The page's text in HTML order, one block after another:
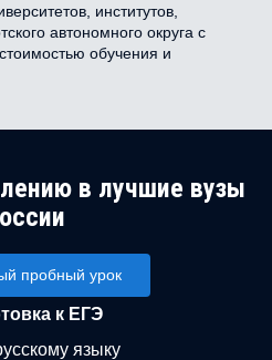
институтов,
автономного округа с
обучения и
в лучшие вузы
пробный урок
к ЕГЭ
языку